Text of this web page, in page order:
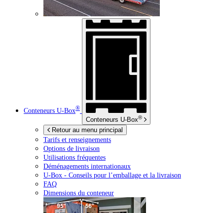
Conteneurs U-Box®
Conteneurs U-Box®
Retour au menu principal
Tarifs et renseignements
Options de livraison
Utilisations fréquentes
Déménagements internationaux
U-Box - Conseils pour l’emballage et la livraison
FAQ
Dimensions du conteneur